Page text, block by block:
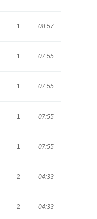
1 08:57
1 07:55
1 07:55
1 07:55
1 07:55
2 04:33
2 04:33